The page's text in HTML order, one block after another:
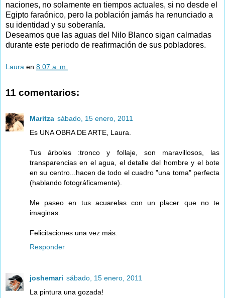
naciones, no solamente en tiempos actuales, si no desde el
Egipto faraónico, pero la población jamás ha renunciado a
su identidad y su soberanía.
Deseamos que las aguas del Nilo Blanco sigan calmadas
durante este periodo de reafirmación de sus pobladores.
Laura en 8:07 a. m.
11 comentarios:
Maritza sábado, 15 enero, 2011
Es UNA OBRA DE ARTE, Laura.
Tus árboles :tronco y follaje, son maravillosos, las
transparencias en el agua, el detalle del hombre y el bote
en su centro...hacen de todo el cuadro "una toma" perfecta
(hablando fotográficamente).
Me paseo en tus acuarelas con un placer que no te
imaginas.
Felicitaciones una vez más.
Responder
joshemari sábado, 15 enero, 2011
La pintura una gozada!